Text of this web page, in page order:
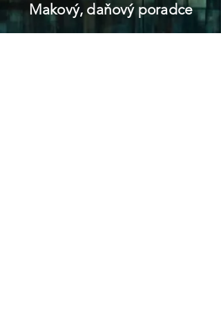
Makový, daňový poradce